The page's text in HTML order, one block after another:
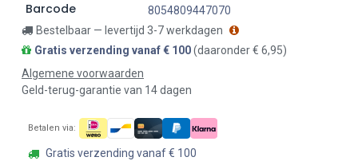
Barcode
8054809447070
Bestelbaar — levertijd 3-7 werkdagen
Gratis verzending vanaf € 100(daaronder € 6,95)
Algemene voorwaarden
Geld-terug-garantie van 14 dagen
Betalen via:
Gratis verzending vanaf € 100